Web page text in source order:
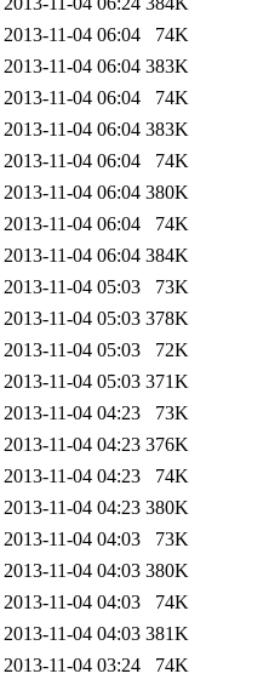
2013-11-04 06:04
74K
2013-11-04 06:04 383K
2013-11-04 06:04
74K
2013-11-04 06:04 383K
2013-11-04 06:04
74K
2013-11-04 06:04 380K
2013-11-04 06:04
74K
2013-11-04 06:04 384K
2013-11-04 05:03
73K
2013-11-04 05:03 378K
2013-11-04 05:03
72K
2013-11-04 05:03 371K
2013-11-04 04:23
73K
2013-11-04 04:23 376K
2013-11-04 04:23
74K
2013-11-04 04:23 380K
2013-11-04 04:03
73K
2013-11-04 04:03 380K
2013-11-04 04:03
74K
2013-11-04 04:03 381K
2013-11-04 03:24
74K